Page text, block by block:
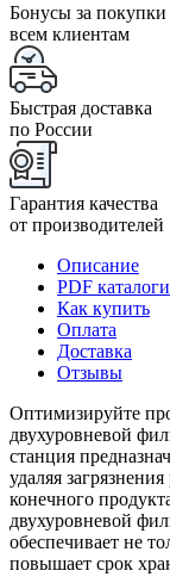
Бонусы за покупки
всем клиентам
Быстрая доставка
по России
Гарантия качества
от производителей
Описание
PDF каталоги
Как купить
Оплата
Доставка
Отзывы
Оптимизируйте
двухуровневой
станция
удаляя
конечного
двухуровневой
обеспечивает не
повышает срок